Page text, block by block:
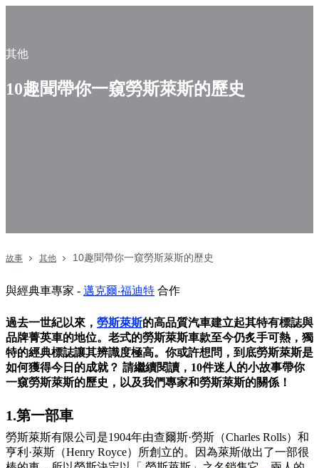
其他
10趣聞帶你一窺勞斯萊斯的歷史
故事 其他 10趣聞帶你一窺勞斯萊斯的歷史
與經典車專家 - 邁克爾‧福迪特 合作
過去一世紀以來， 勞斯萊斯的高品質汽車建立起其特有標誌與
品牌菁英車的地位。老式的勞斯萊斯車款至今仍炙手可熱，獨
特的經典標誌讓其辨識度極高。你或許想問，到底勞斯萊斯是
如何獲得今日的成就？ 請繼續閱讀，10件迷人的小故事帶你
一窺勞斯萊斯的歷史，以及我們專家和勞斯萊斯的關係！
1.第一部車
勞斯萊斯有限公司是1904年由查爾斯·勞斯（Charles Rolls）和
亨利·萊斯（Henry Royce）所創立的。因為萊斯做出了一部很